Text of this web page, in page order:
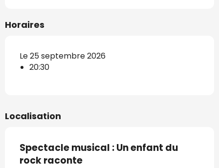
Horaires
Le 25 septembre 2026
20:30
Localisation
Spectacle musical : Un enfant du
rock raconte